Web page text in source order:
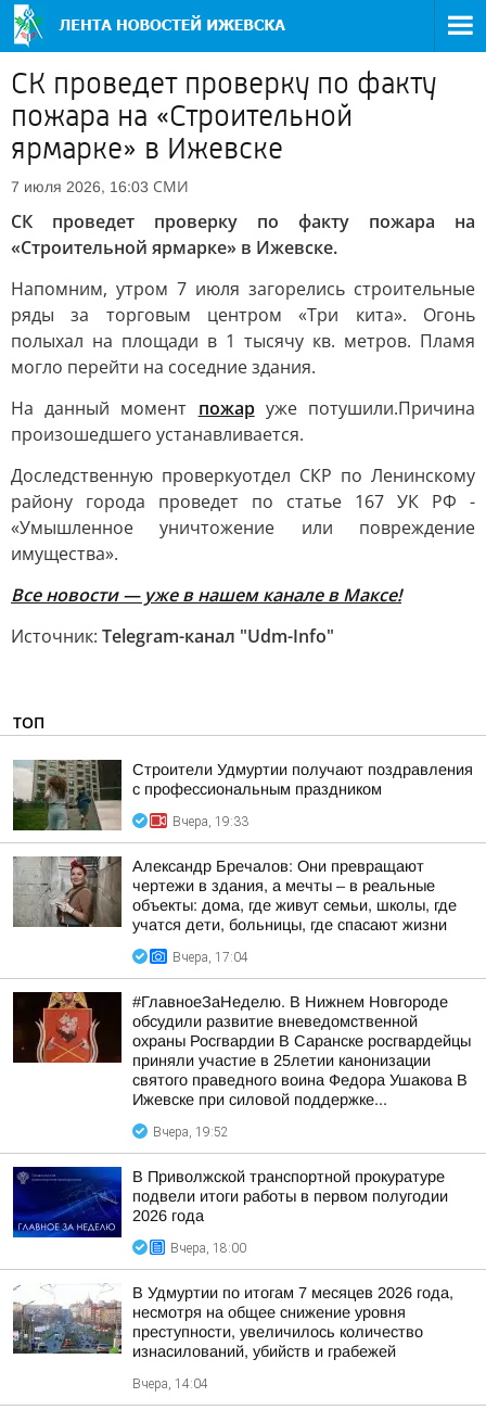
СК проведет проверку по факту
пожара на «Строительной
ярмарке» в Ижевске
7 июля 2026, 16:03 СМИ
СК проведет проверку по факту пожара на
«Строительной ярмарке» в Ижевске.
Напомним, утром 7 июля загорелись строительные
ряды за торговым центром «Три кита». Огонь
полыхал на площади в 1 тысячу кв. метров. Пламя
могло перейти на соседние здания.
На данный момент пожаруже потушили.Причина
произошедшего устанавливается.
Доследственную проверкуотдел СКР по Ленинскому
району города проведет по статье 167 УК РФ -
«Умышленное уничтожение или повреждение
имущества».
Все новости — уже в нашем канале в Максе!
Источник: Telegram-канал "Udm-Info"
ТОП
Строители Удмуртии получают поздравления
с профессиональным праздником
Вчера, 19:33
Александр Бречалов: Они превращают
чертежи в здания, а мечты – в реальные
объекты: дома, где живут семьи, школы, где
учатся дети, больницы, где спасают жизни
Вчера, 17:04
#ГлавноеЗаНеделю. В Нижнем Новгороде
обсудили развитие вневедомственной
охраны Росгвардии В Саранске росгвардейцы
приняли участие в 25летии канонизации
святого праведного воина Федора Ушакова В
Ижевске при силовой поддержке...
Вчера, 19:52
В Приволжской транспортной прокуратуре
подвели итоги работы в первом полугодии
2026 года
Вчера, 18:00
В Удмуртии по итогам 7 месяцев 2026 года,
несмотря на общее снижение уровня
преступности, увеличилось количество
изнасилований, убийств и грабежей
Вчера, 14:04